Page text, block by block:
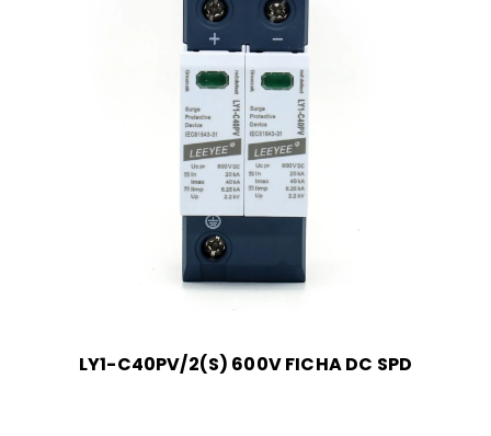
LY1-C40PV/2(S) 600V FICHA DC SPD